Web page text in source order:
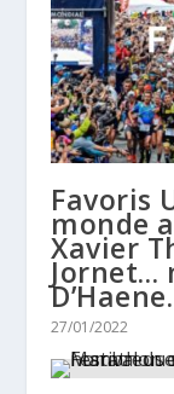
Favoris
monde
Xavier
Jornet…
D’Haene.
27/01/2022